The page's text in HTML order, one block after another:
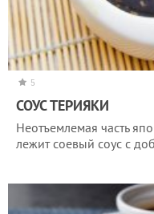
5
СОУС ТЕРИЯКИ
Неотъемлемая часть
лежит соевый соус с